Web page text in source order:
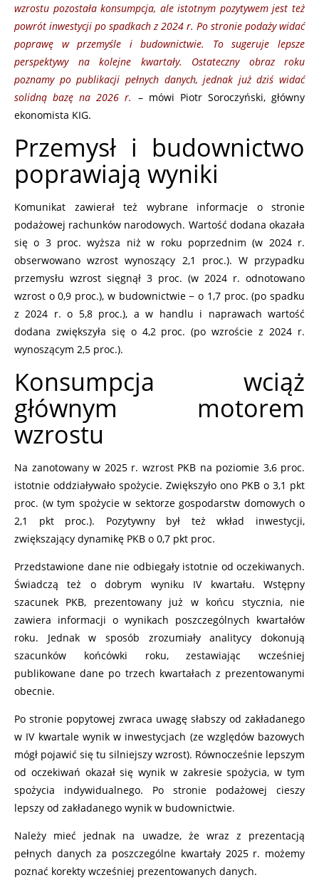
wzrostu pozostała konsumpcja, ale istotnym pozytywem jest też
powrót inwestycji po spadkach z 2024 r. Po stronie podaży widać
poprawę w przemyśle i budownictwie. To sugeruje lepsze
perspektywy na kolejne kwartały. Ostateczny obraz roku
poznamy po publikacji pełnych danych, jednak już dziś widać
solidną bazę na 2026 r. – mówi Piotr Soroczyński, główny
ekonomista KIG.
Przemysł i budownictwo
poprawiają wyniki
Komunikat zawierał też wybrane informacje o stronie
podażowej rachunków narodowych. Wartość dodana okazała
się o 3 proc. wyższa niż w roku poprzednim (w 2024 r.
obserwowano wzrost wynoszący 2,1 proc.). W przypadku
przemysłu wzrost sięgnął 3 proc. (w 2024 r. odnotowano
wzrost o 0,9 proc.), w budownictwie − o 1,7 proc. (po spadku
z 2024 r. o 5,8 proc.), a w handlu i naprawach wartość
dodana zwiększyła się o 4,2 proc. (po wzroście z 2024 r.
wynoszącym 2,5 proc.).
Konsumpcja wciąż
głównym motorem
wzrostu
Na zanotowany w 2025 r. wzrost PKB na poziomie 3,6 proc.
istotnie oddziaływało spożycie. Zwiększyło ono PKB o 3,1 pkt
proc. (w tym spożycie w sektorze gospodarstw domowych o
2,1 pkt proc.). Pozytywny był też wkład inwestycji,
zwiększający dynamikę PKB o 0,7 pkt proc.
Przedstawione dane nie odbiegały istotnie od oczekiwanych.
Świadczą też o dobrym wyniku IV kwartału. Wstępny
szacunek PKB, prezentowany już w końcu stycznia, nie
zawiera informacji o wynikach poszczególnych kwartałów
roku. Jednak w sposób zrozumiały analitycy dokonują
szacunków końcówki roku, zestawiając wcześniej
publikowane dane po trzech kwartałach z prezentowanymi
obecnie.
Po stronie popytowej zwraca uwagę słabszy od zakładanego
w IV kwartale wynik w inwestycjach (ze względów bazowych
mógł pojawić się tu silniejszy wzrost). Równocześnie lepszym
od oczekiwań okazał się wynik w zakresie spożycia, w tym
spożycia indywidualnego. Po stronie podażowej cieszy
lepszy od zakładanego wynik w budownictwie.
Należy mieć jednak na uwadze, że wraz z prezentacją
pełnych danych za poszczególne kwartały 2025 r. możemy
poznać korekty wcześniej prezentowanych danych.